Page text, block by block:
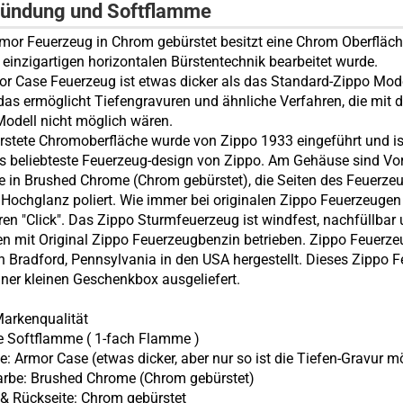
und Softflamme
Feuerzeug in Chrom gebürstet besitzt eine Chrom
horizontalen Bürstentechnik bearbeitet wurde.
Case Feuerzeug ist etwas dicker als das Standard-Zippo
ermöglicht Tiefengravuren und ähnliche Verfahren, die mit
nicht möglich wären.
Chromoberfläche wurde von Zippo 1933 eingeführt und
beliebteste Feuerzeug-design von Zippo. Am Gehäuse sind
in Brushed Chrome (Chrom gebürstet), die Seiten des
poliert. Wie immer bei originalen Zippo
"Click". Das Zippo Sturmfeuerzeug ist windfest, nachfüllbar
mit Original Zippo Feuerzeugbenzin betrieben. Zippo
Bradford, Pennsylvania in den USA hergestellt. Dieses Zippo
kleinen Geschenkbox ausgeliefert.
Softflamme ( 1-fach Flamme)
Armor Case (etwas dicker, aber nur so ist die Tiefen-Gravur
Brushed Chrome (Chrom gebürstet)
Rückseite: Chrom gebürstet